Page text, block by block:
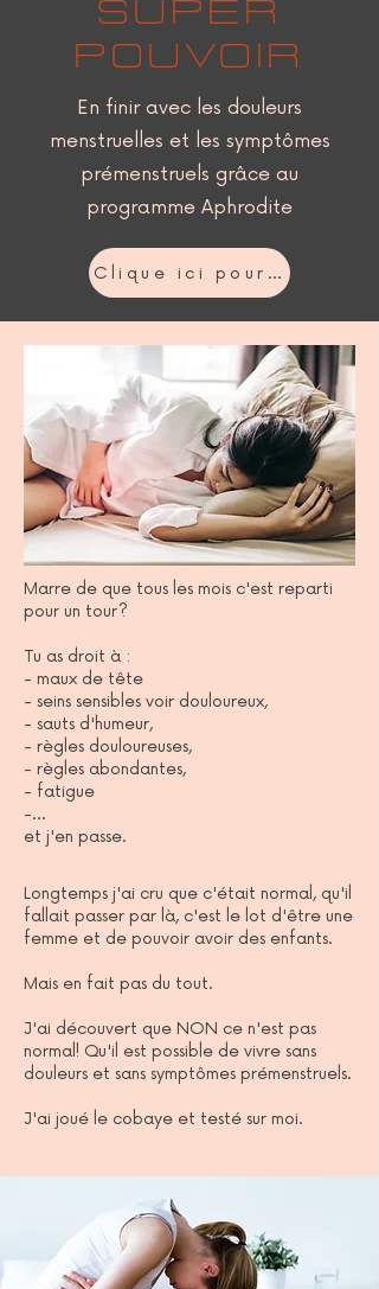
super
pouvoir
En finir avec les douleurs
menstruelles et les symptômes
prémenstruels grâce au
programme Aphrodite
Clique ici pour t'inscrire
Marre de que tous les mois c'est reparti
pour un tour?
Tu as droit à :
- maux de tête
- seins sensibles voir douloureux,
- sauts d'humeur,
- règles douloureuses,
- règles abondantes,
- fatigue
-...
et j'en passe.
Longtemps j'ai cru que c'était normal, qu'il
fallait passer par là, c'est le lot d'être une
femme et de pouvoir avoir des enfants.
Mais en fait pas du tout.
J'ai découvert que NON ce n'est pas
normal! Qu'il est possible de vivre sans
douleurs et sans symptômes prémenstruels.
J'ai joué le cobaye et testé sur moi.